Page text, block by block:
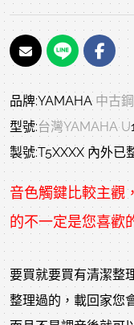
品牌:YAMAHA 中古
型號:台灣YAMAHA U
製號:T5XXXX 內外已
音色觸鍵比較主觀
的不一定是您喜歡
要買就要買有清潔整
整理過的，載回家您